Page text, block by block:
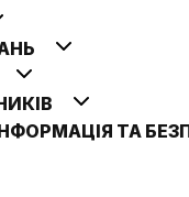
ТА